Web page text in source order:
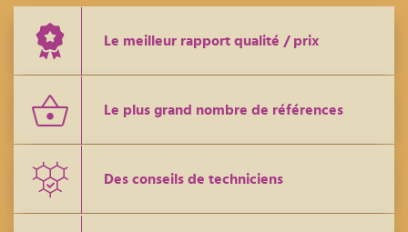
Le meilleur rapport qualité / prix
Le plus grand nombre de références
Des conseils de techniciens